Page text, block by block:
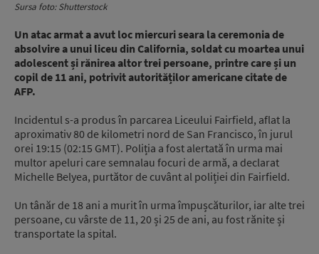
Sursa foto: Shutterstock
Un atac armat a avut loc miercuri seara la ceremonia de
absolvire a unui liceu din California, soldat cu moartea unui
adolescent și rănirea altor trei persoane, printre care și un
copil de 11 ani, potrivit autorităților americane citate de
AFP.
Incidentul s-a produs în parcarea Liceului Fairfield, aflat la
aproximativ 80 de kilometri nord de San Francisco, în jurul
orei 19:15 (02:15 GMT). Poliția a fost alertată în urma mai
multor apeluri care semnalau focuri de armă, a declarat
Michelle Belyea, purtător de cuvânt al poliției din Fairfield.
Un tânăr de 18 ani a murit în urma împușcăturilor, iar alte trei
persoane, cu vârste de 11, 20 și 25 de ani, au fost rănite și
transportate la spital.